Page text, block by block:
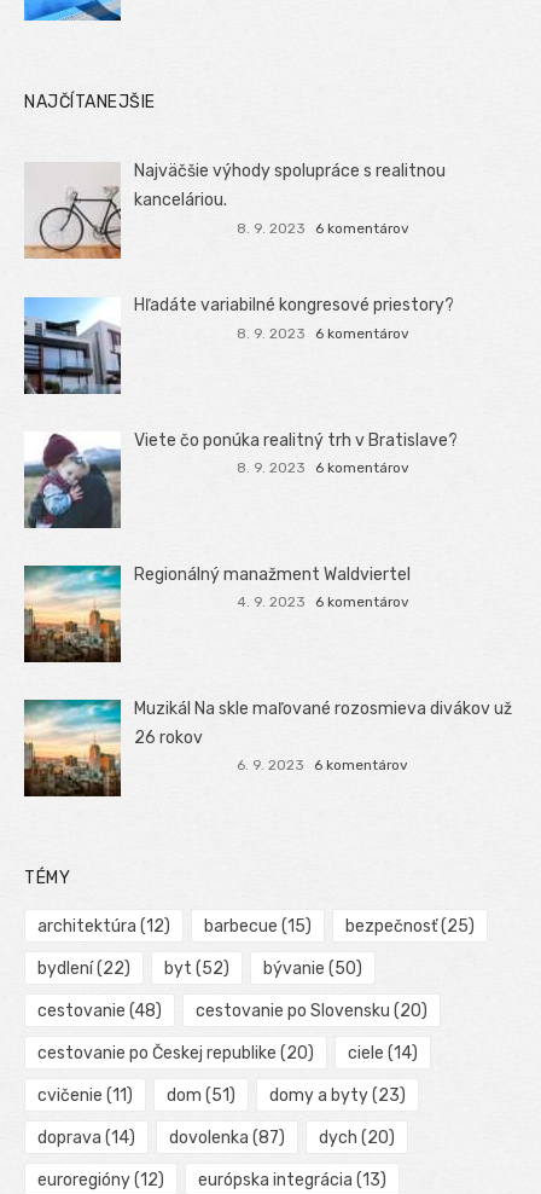
NAJČÍTANEJŠIE
Najväčšie výhody spolupráce s realitnou
kanceláriou.
8. 9. 2023 6 komentárov
Hľadáte variabilné kongresové priestory?
8. 9. 2023 6 komentárov
Viete čo ponúka realitný trh v Bratislave?
8. 9. 2023 6 komentárov
Regionálný manažment Waldviertel
4. 9. 2023 6 komentárov
Muzikál Na skle maľované rozosmieva divákov už
26 rokov
6. 9. 2023 6 komentárov
TÉMY
architektúra (12) barbecue (15) bezpečnosť(25)
bydlení(22) byt (52) bývanie (50)
cestovanie (48) cestovanie po Slovensku (20)
cestovanie po Českej republike (20) ciele (14)
cvičenie (11) dom (51) domy a byty(23)
doprava (14) dovolenka (87) dych (20)
euroregióny(12) európska integrácia (13)